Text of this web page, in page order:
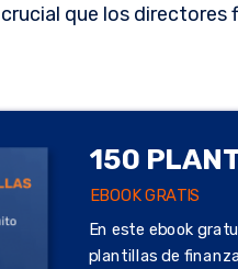
que los directores
En este ebook
plantillas de
150
EBOOK GRATIS